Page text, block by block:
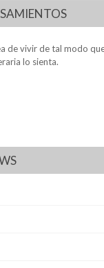
de vivir de tal modo
lo sienta.